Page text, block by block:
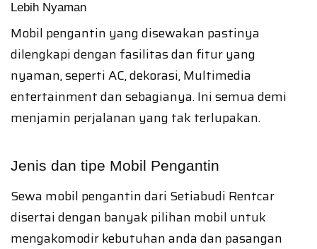
Lebih Nyaman
Mobil pengantin yang disewakan pastinya
dilengkapi dengan fasilitas dan fitur yang
nyaman, seperti AC, dekorasi, Multimedia
entertainment dan sebagianya. Ini semua demi
menjamin perjalanan yang tak terlupakan.
Jenis dan tipe Mobil Pengantin
Sewa mobil pengantin dari Setiabudi Rentcar
disertai dengan banyak pilihan mobil untuk
mengakomodir kebutuhan anda dan pasangan